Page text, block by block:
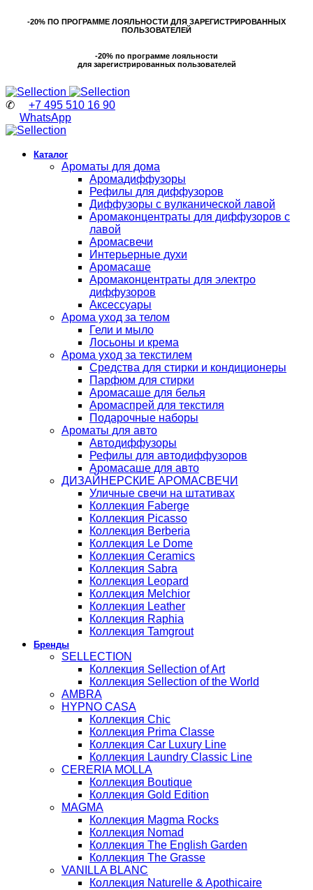
-20% ПО ПРОГРАММЕ ЛОЯЛЬНОСТИ ДЛЯ ЗАРЕГИСТРИРОВАННЫХ
ПОЛЬЗОВАТЕЛЕЙ
-20% по программе лояльности
для зарегистрированных пользователей
✆ +7 495 510 16 90
WhatsApp
Каталог
Ароматы для дома
Аромадиффузоры
Рефилы для диффузоров
Диффузоры с вулканической лавой
Аромаконцентраты для диффузоров с
лавой
Аромасвечи
Интерьерные духи
Аромасаше
Аромаконцентраты для электро
диффузоров
Аксессуары
Арома уход за телом
Гели и мыло
Лосьоны и крема
Арома уход за текстилем
Средства для стирки и кондиционеры
Парфюм для стирки
Аромасаше для белья
Аромаспрей для текстиля
Подарочные наборы
Ароматы для авто
Автодиффузоры
Рефилы для автодиффузоров
Аромасаше для авто
ДИЗАЙНЕРСКИЕ АРОМАСВЕЧИ
Уличные свечи на штативах
Коллекция Faberge
Коллекция Picasso
Коллекция Berberia
Коллекция Le Dome
Коллекция Ceramics
Коллекция Sabra
Коллекция Leopard
Коллекция Melchior
Коллекция Leather
Коллекция Raphia
Коллекция Tamgrout
Бренды
SELLECTION
Коллекция Sellection of Art
Коллекция Sellection of the World
AMBRA
HYPNO CASA
Коллекция Chic
Коллекция Prima Classe
Коллекция Car Luxury Line
Коллекция Laundry Classic Line
CERERIA MOLLA
Коллекция Boutique
Коллекция Gold Edition
MAGMA
Коллекция Magma Rocks
Коллекция Nomad
Коллекция The English Garden
Коллекция The Grasse
VANILLA BLANC
Коллекция Naturelle & Apothicaire